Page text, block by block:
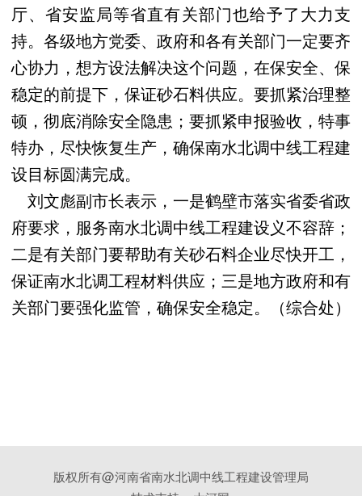
厅、省安监局等省直有关部门也给予了大力支
持。各级地方党委、政府和各有关部门一定要齐
心协力，想方设法解决这个问题，在保安全、保
稳定的前提下，保证砂石料供应。要抓紧治理整
顿，彻底消除安全隐患；要抓紧申报验收，特事
特办，尽快恢复生产，确保南水北调中线工程建
设目标圆满完成。
刘文彪副市长表示，一是鹤壁市落实省委省政
府要求，服务南水北调中线工程建设义不容辞；
二是有关部门要帮助有关砂石料企业尽快开工，
保证南水北调工程材料供应；三是地方政府和有
关部门要强化监管，确保安全稳定。（综合处）
版权所有@河南省南水北调中线工程建设管理局